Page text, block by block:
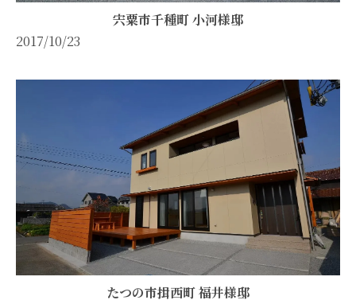
宍粟市千種町 小河様邸
2017/10/23
たつの市揖西町 福井様邸